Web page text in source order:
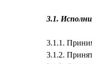
3.1.
3.1.1.
3.1.2.